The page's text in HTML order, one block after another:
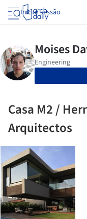
Iniciar sessão
Casa M2 /
Arquitectos